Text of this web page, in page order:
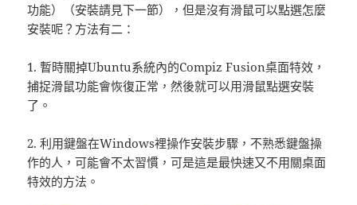
功能）（安裝請見下一節），但是沒有滑鼠可以點選怎麼
安裝呢？方法有二：
1. 暫時關掉Ubuntu系統內的Compiz Fusion桌面特效，
捕捉滑鼠功能會恢復正常，然後就可以用滑鼠點選安裝
了。
2. 利用鍵盤在Windows裡操作安裝步驟，不熟悉鍵盤操
作的人，可能會不太習慣，可是這是最快速又不用關桌面
特效的方法。